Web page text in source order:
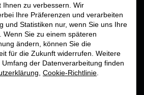
Leitfaden Nur intern
LEITFADEN FÜR VERKÄUFER
Ihnen zu verbessern. Wir
Ihre Präferenzen und verarbeiten
und Statistiken nur, wenn Sie uns Ihre
Wenn Sie zu einem späteren
ändern, können Sie die
für die Zukunft widerrufen. Weitere
der Datenverarbeitung finden
Cookie-Richtlinie